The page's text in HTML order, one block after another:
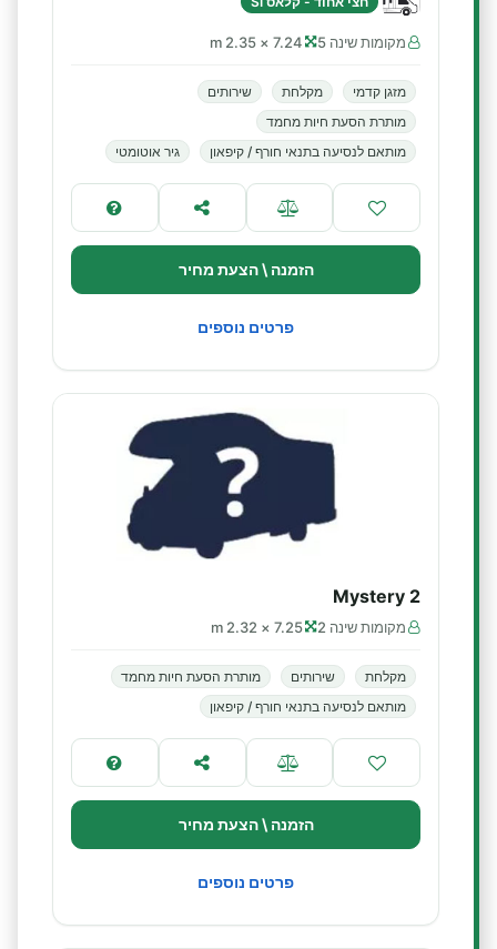
מקומות שינה 5 7.24 × 2.35 m
מזגן קדמי מקלחת
שירותים
מותרת הסעת חיות מחמד
מותאם לנסיעה בתנאי חורף / קיפאון
גיר אוטומטי
הזמנה \ הצעת מחיר
פרטים נוספים
Mystery 2
מקומות שינה 2 7.25 × 2.32 m
מקלחת שירותים
מותרת הסעת חיות מחמד
מותאם לנסיעה בתנאי חורף / קיפאון
הזמנה \ הצעת מחיר
פרטים נוספים